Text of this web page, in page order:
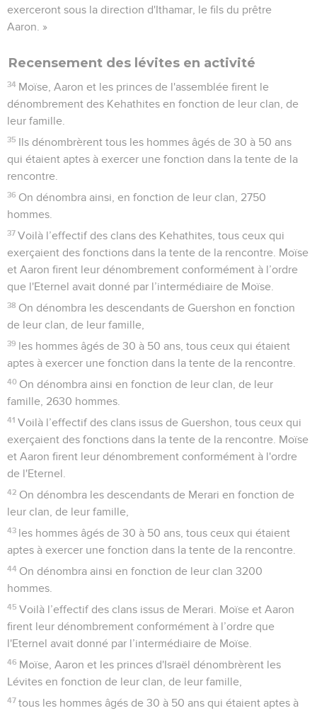
exerceront sous la direction d'Ithamar, le fils du prêtre
Aaron. »
Recensement des lévites en activité
34 Moïse, Aaron et les princes de l'assemblée firent le
dénombrement des Kehathites en fonction de leur clan, de
leur famille.
35 Ils dénombrèrent tous les hommes âgés de 30 à 50 ans
qui étaient aptes à exercer une fonction dans la tente de la
rencontre.
36 On dénombra ainsi, en fonction de leur clan, 2750
hommes.
37 Voilà l’effectif des clans des Kehathites, tous ceux qui
exerçaient des fonctions dans la tente de la rencontre. Moïse
et Aaron firent leur dénombrement conformément à l’ordre
que l'Eternel avait donné par l’intermédiaire de Moïse.
38 On dénombra les descendants de Guershon en fonction
de leur clan, de leur famille,
39 les hommes âgés de 30 à 50 ans, tous ceux qui étaient
aptes à exercer une fonction dans la tente de la rencontre.
40 On dénombra ainsi en fonction de leur clan, de leur
famille, 2630 hommes.
41 Voilà l’effectif des clans issus de Guershon, tous ceux qui
exerçaient des fonctions dans la tente de la rencontre. Moïse
et Aaron firent leur dénombrement conformément à l'ordre
de l'Eternel.
42 On dénombra les descendants de Merari en fonction de
leur clan, de leur famille,
43 les hommes âgés de 30 à 50 ans, tous ceux qui étaient
aptes à exercer une fonction dans la tente de la rencontre.
44 On dénombra ainsi en fonction de leur clan 3200
hommes.
45 Voilà l’effectif des clans issus de Merari. Moïse et Aaron
firent leur dénombrement conformément à l’ordre que
l'Eternel avait donné par l’intermédiaire de Moïse.
46 Moïse, Aaron et les princes d'Israël dénombrèrent les
Lévites en fonction de leur clan, de leur famille,
47 tous les hommes âgés de 30 à 50 ans qui étaient aptes à